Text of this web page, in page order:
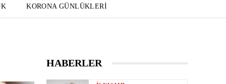
KORONA GÜNLÜKLERI
HABERLER